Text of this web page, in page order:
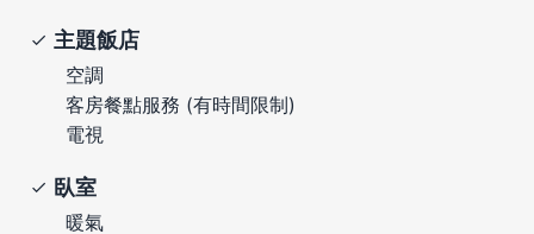
主題飯店
空調
客房餐點服務 (有時間限制)
電視
臥室
暖氣